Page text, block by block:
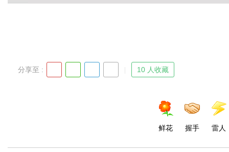
分享至 : 10 人收藏
鲜花 握手 雷人